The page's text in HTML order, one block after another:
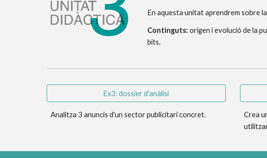
En aquesta unitat aprendrem sobre
Continguts: origen i evolució de la
bits.
Ex3: dossier d'anàlisi
Analitza 3 anuncis d'un sector publicitari concret.
Crea